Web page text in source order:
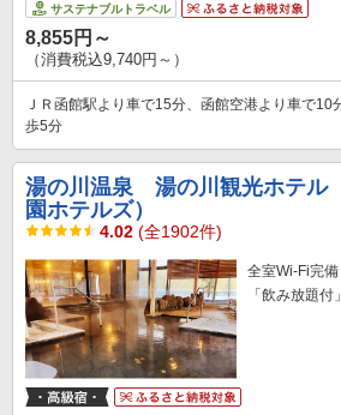
サステナブルトラベル
8,855円～
（消費税込9,740円～）
ＪＲ函館駅より車で15分、函館空港より車で10
歩5分
湯の川温泉 湯の川観光ホテ
園ホテルズ）
4.02 (全1902件)
全室Wi-Fi完
「飲み放題付」